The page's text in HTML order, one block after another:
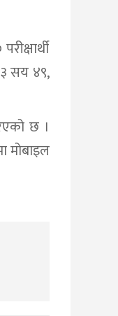
सय ४९,
छ ।
मोबाइल